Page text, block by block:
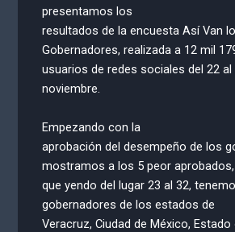
presentamos los
resultados de la encuesta Así Van
Gobernadores, realizada a 12 mil
usuarios de redes sociales del 22 al
noviembre.
Empezando con la
aprobación del desempeño de los
mostramos a los 5 peor aprobados,
que yendo del lugar 23 al 32,
gobernadores de los estados de
Veracruz, Ciudad de México, Estado